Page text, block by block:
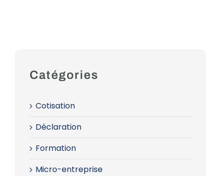
Catégories
Cotisation
Déclaration
Formation
Micro-entreprise